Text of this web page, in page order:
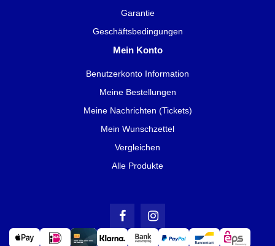
Garantie
Geschäftsbedingungen
Mein Konto
Benutzerkonto Information
Meine Bestellungen
Meine Nachrichten (Tickets)
Mein Wunschzettel
Vergleichen
Alle Produkte